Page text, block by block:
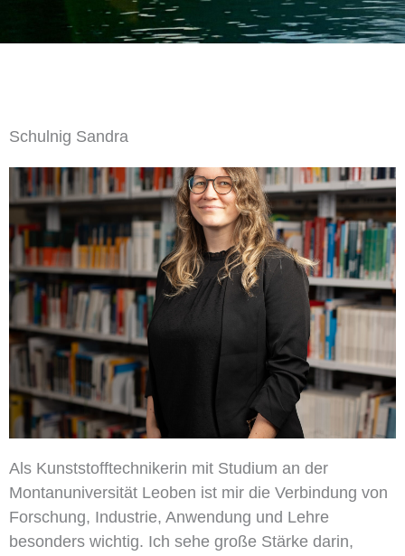
Schulnig Sandra
Als Kunststofftechnikerin mit Studium an der
Montanuniversität Leoben ist mir die Verbindung von
Forschung, Industrie, Anwendung und Lehre
besonders wichtig. Ich sehe große Stärke darin,